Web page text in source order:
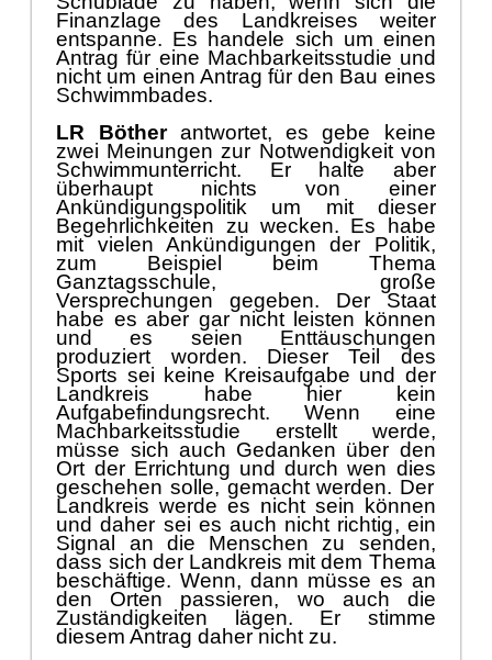
Finanzlage des Landkreises weiter
entspanne. Es handele sich um einen
Antrag für eine Machbarkeitsstudie und
nicht um einen Antragfür den Bau eines
Schwimmbades.
LR Bötherantwortet, es gebe keine
zwei Meinungen zur Notwendigkeit von
Schwimmunterricht. Er halte aber
überhaupt nichts von einer
Ankündigungspolitik um mit dieser
Begehrlichkeiten zu wecken. Es habe
mit vielen Ankündigungen der Politik,
zum Beispiel beim Thema
Ganztagsschule, große
Versprechungen gegeben. Der Staat
habe es aber gar nicht leisten können
und es seien Enttäuschungen
produziert worden. Dieser Teil des
Sports sei keine Kreisaufgabe und der
Landkreis habe hier kein
Aufgabefindungsrecht. Wenn eine
Machbarkeitsstudie erstellt werde,
müsse sich auch Gedanken über den
Ort derErrichtung und durch wen dies
geschehen solle, gemacht werden. Der
Landkreis werde es nicht sein können
und daher sei esauch nicht richtig, ein
Signal an die Menschen zu senden,
dass sich der Landkreis mit dem Thema
beschäftige. Wenn, dann müsse es an
den Orten passieren, wo auch die
Zuständigkeiten lägen. Er stimme
diesem Antragdahernicht zu.